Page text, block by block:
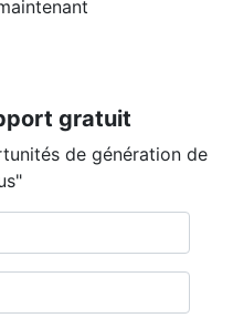
gratuit
de génération de